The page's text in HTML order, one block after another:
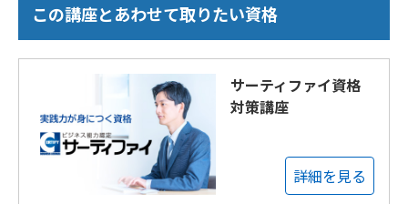
この講座とあわせて取りたい資格
サーティファイ資格
対策講座
詳細を見る